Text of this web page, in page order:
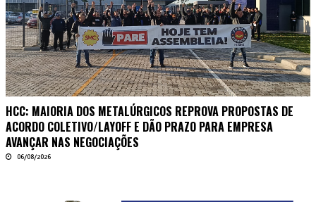
HCC: MAIORIA DOS METALÚRGICOS REPROVA PROPOSTAS DE
ACORDO COLETIVO/LAYOFF E DÃO PRAZO PARA EMPRESA
AVANÇAR NAS NEGOCIAÇÕES
06/08/2026